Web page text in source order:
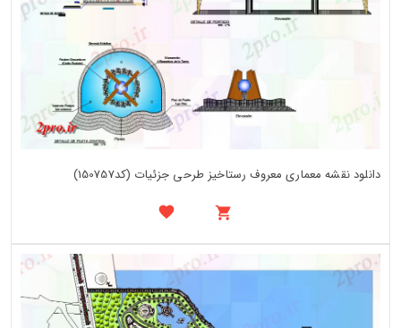
دانلود نقشه معماری معروف رستاخیز طرحی جزئیات (کد150757)